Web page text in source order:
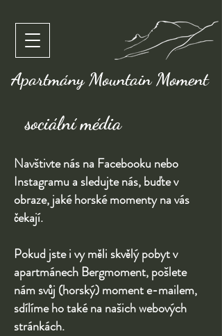
Apartmány Mountain Moment
sociální média
Navštivte nás na Facebooku nebo
Instagramu a sledujte nás, buďte v
obraze, jaké horské momenty na vás
čekají.
Pokud jste i vy měli skvělý pobyt v
apartmánech Bergmoment, pošlete
nám svůj (horský) moment e-mailem,
sdílíme ho také na našich webových
stránkách.